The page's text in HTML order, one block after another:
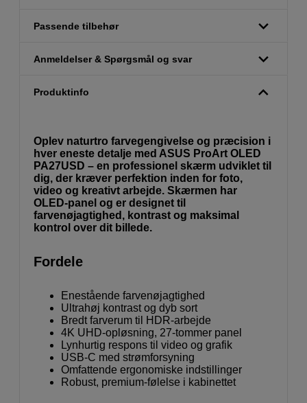
Passende tilbehør
Anmeldelser & Spørgsmål og svar
Produktinfo
Oplev naturtro farvegengivelse og præcision i
hver eneste detalje med ASUS ProArt OLED
PA27USD – en professionel skærm udviklet til
dig, der kræver perfektion inden for foto,
video og kreativt arbejde. Skærmen har
OLED-panel og er designet til
farvenøjagtighed, kontrast og maksimal
kontrol over dit billede.
Fordele
Enestående farvenøjagtighed
Ultrahøj kontrast og dyb sort
Bredt farverum til HDR-arbejde
4K UHD-opløsning, 27-tommer panel
Lynhurtig respons til video og grafik
USB-C med strømforsyning
Omfattende ergonomiske indstillinger
Robust, premium-følelse i kabinettet